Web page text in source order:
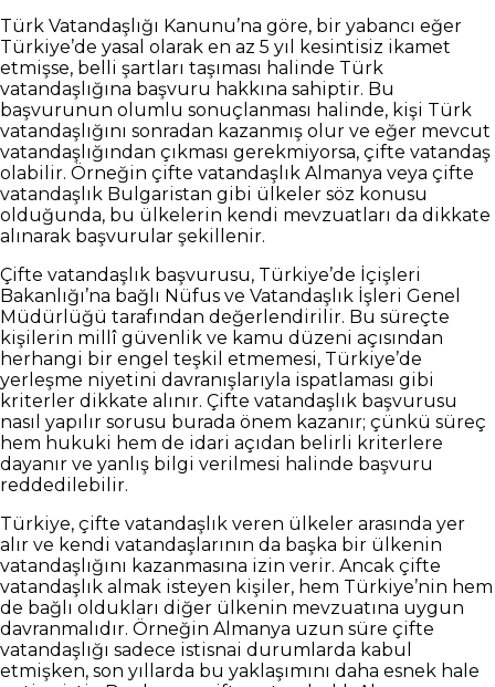
Türk Vatandaşlığı Kanunu’na göre, bir yabancı eğer
Türkiye’de yasal olarak en az 5 yıl kesintisiz ikamet
etmişse, belli şartları taşıması halinde Türk
vatandaşlığına başvuru hakkına sahiptir. Bu
başvurunun olumlu sonuçlanması halinde, kişi Türk
vatandaşlığını sonradan kazanmış olur ve eğer mevcut
vatandaşlığından çıkması gerekmiyorsa, çifte vatandaş
olabilir. Örneğin çifte vatandaşlık Almanya veya çifte
vatandaşlık Bulgaristan gibi ülkeler söz konusu
olduğunda, bu ülkelerin kendi mevzuatları da dikkate
alınarak başvurular şekillenir.
Çifte vatandaşlık başvurusu, Türkiye’de İçişleri
Bakanlığı’na bağlı Nüfus ve Vatandaşlık İşleri Genel
Müdürlüğü tarafından değerlendirilir. Bu süreçte
kişilerin millî güvenlik ve kamu düzeni açısından
herhangi bir engel teşkil etmemesi, Türkiye’de
yerleşme niyetini davranışlarıyla ispatlaması gibi
kriterler dikkate alınır. Çifte vatandaşlık başvurusu
nasıl yapılır sorusu burada önem kazanır; çünkü süreç
hem hukuki hem de idari açıdan belirli kriterlere
dayanır ve yanlış bilgi verilmesi halinde başvuru
reddedilebilir.
Türkiye, çifte vatandaşlık veren ülkeler arasında yer
alır ve kendi vatandaşlarının da başka bir ülkenin
vatandaşlığını kazanmasına izin verir. Ancak çifte
vatandaşlık almak isteyen kişiler, hem Türkiye’nin hem
de bağlı oldukları diğer ülkenin mevzuatına uygun
davranmalıdır. Örneğin Almanya uzun süre çifte
vatandaşlığı sadece istisnai durumlarda kabul
etmişken, son yıllarda bu yaklaşımını daha esnek hale